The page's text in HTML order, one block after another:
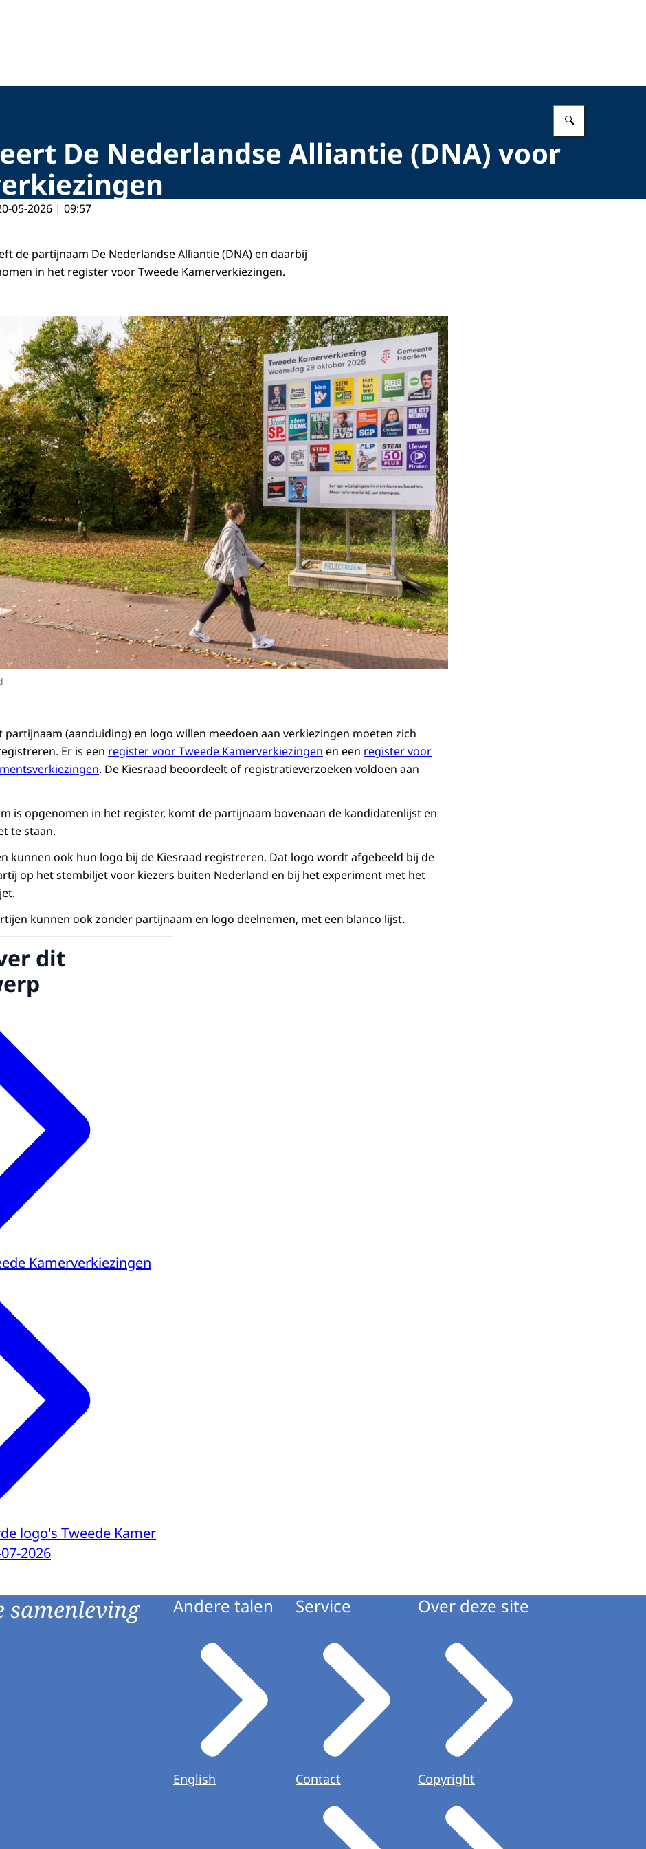
De Nederlandse Alliantie (DNA) voor
05-2026 | 09:57
de partijnaam De Nederlandse Alliantie (DNA) en daarbij
in het register voor Tweede Kamerverkiezingen.
partijnaam (aanduiding) en logo willen meedoen aan verkiezingen moeten zich
Er is een register voor Tweede Kamerverkiezingen en een register voor
. De Kiesraad beoordeelt of registratieverzoeken voldoen aan
is opgenomen in het register, komt de partijnaam bovenaan de kandidatenlijst en
te staan.
kunnen ook hun logo bij de Kiesraad registreren. Dat logo wordt afgebeeld bij de
op het stembiljet voor kiezers buiten Nederland en bij het experiment met het
kunnen ook zonder partijnaam en logo deelnemen, met een blanco lijst.
dit
Kamerverkiezingen
logo's Tweede Kamer
2026
samenleving
Andere talen
English
Service
Contact
Over deze site
Copyright